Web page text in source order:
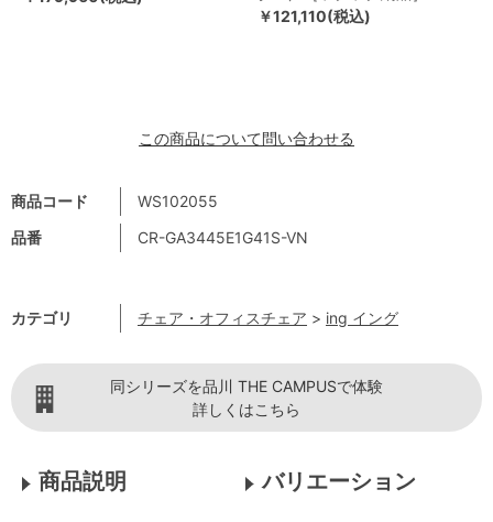
商品コード
WS102055
品番
CR-GA3445E1G41S-VN
カテゴリ チェア・オフィスチェア > ing イング
￥121,110(税込)
この商品について問い合わせる
同シリーズを品川 THE CAMPUSで体験
詳しくはこちら
商品説明 バリエーション